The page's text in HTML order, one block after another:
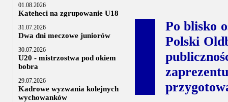
01.08.2026
Kateheci na zgrupowanie U18
31.07.2026
Dwa dni meczowe juniorów
30.07.2026
U20 - mistrzostwa pod okiem
bobra
29.07.2026
Kadrowe wyzwania kolejnych
wychowanków
Po blisko
Polski